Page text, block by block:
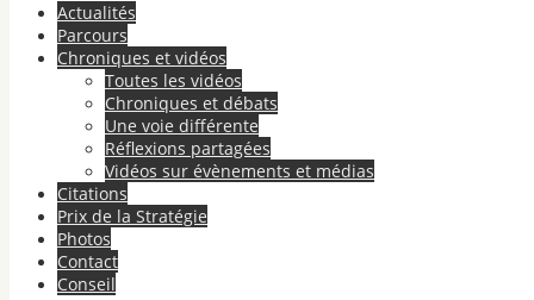
Actualités
Parcours
Chroniques et vidéos
Toutes les vidéos
Chroniques et débats
Une voie différente
Réflexions partagées
Vidéos sur évènements et médias
Citations
Prix de la Stratégie
Photos
Contact
Conseil